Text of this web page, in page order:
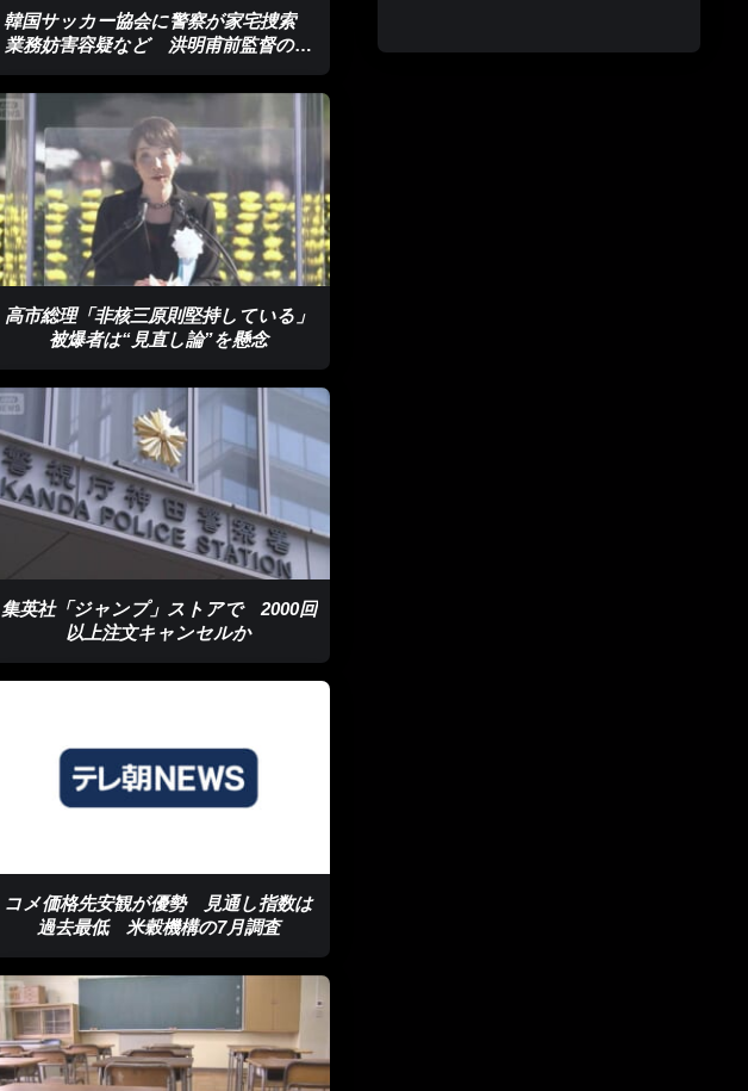
韓国サッカー協会に警察が家宅捜索
業務妨害容疑など 洪明甫前監督の選
高市総理「非核三原則堅持している」
被爆者は“見直し論”を懸念
集英社「ジャンプ」ストアで 2000回
以上注文キャンセルか
コメ価格先安観が優勢 見通し指数は
過去最低 米穀機構の7月調査